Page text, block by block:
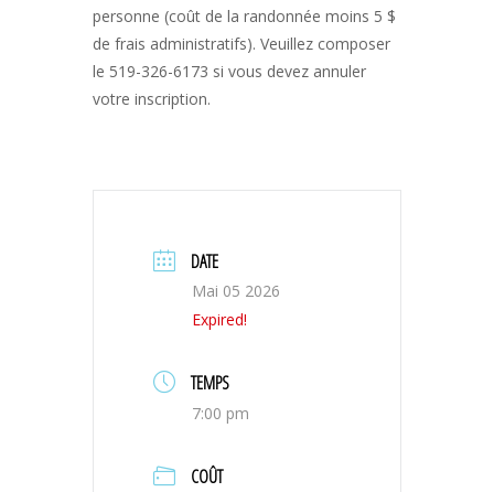
personne (coût de la randonnée moins 5 $
de frais administratifs). Veuillez composer
le 519-326-6173 si vous devez annuler
votre inscription.
DATE
Mai 05 2026
Expired!
TEMPS
7:00 pm
COÛT